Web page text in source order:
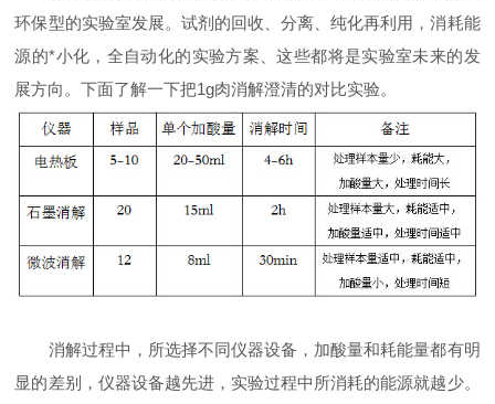
环保型的实验室发展。试剂的回收、分离、纯化再利用，消耗能
源的*小化，全自动化的实验方案、这些都将是实验室未来的发
展方向。下面了解一下把1g肉消解澄清的对比实验。
消解过程中，所选择不同仪器设备，加酸量和耗能量都有明
显的差别，仪器设备越先进，实验过程中所消耗的能源就越少。